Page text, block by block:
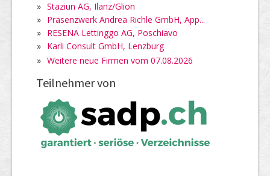
» Staziun AG, Ilanz/Glion
» Präsenzwerk Andrea Richle GmbH, App...
» RESENA Lettinggo AG, Poschiavo
» Karli Consult GmbH, Lenzburg
» Weitere neue Firmen vom 07.08.2026
Teilnehmer von